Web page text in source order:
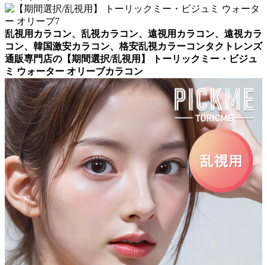
乱視用カラコン、乱視カラコン、遠視用カラコン、遠視カラ
コン、韓国激安カラコン、格安乱視カラーコンタクトレンズ
通販専門店の【期間選択/乱視用】 トーリックミー・ビジュ
ミ ウォーター オリーブカラコン